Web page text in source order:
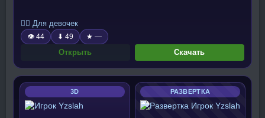
🧍‍♀️ Для девочек
👁 44 ⬇ 49 ★ —
Открыть Скачать
3D РАЗВЕРТКА